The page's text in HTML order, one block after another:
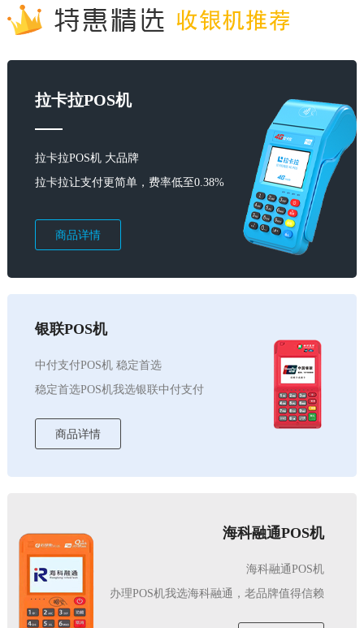
拉卡拉POS机
拉卡拉POS机 大品牌
拉卡拉让支付更简单，费率低至0.38%
商品详情
银联POS机
中付支付POS机 稳定首选
稳定首选POS机我选银联中付支付
商品详情
海科融通POS机
海科融通POS机
办理POS机我选海科融通，老品牌值得信赖